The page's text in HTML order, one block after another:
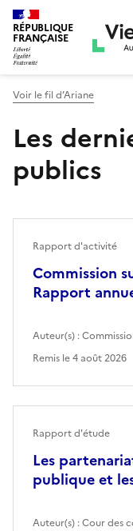
RÉPUBLIQUE
FRANÇAISE
Voir le fil d’Ariane
Les
publics
Commission
Rapport
Rapport d'activité
Auteur(s) :
Remis le4 août 2026
Les
publique et
Rapport d'étude
Auteur(s) :Cour des